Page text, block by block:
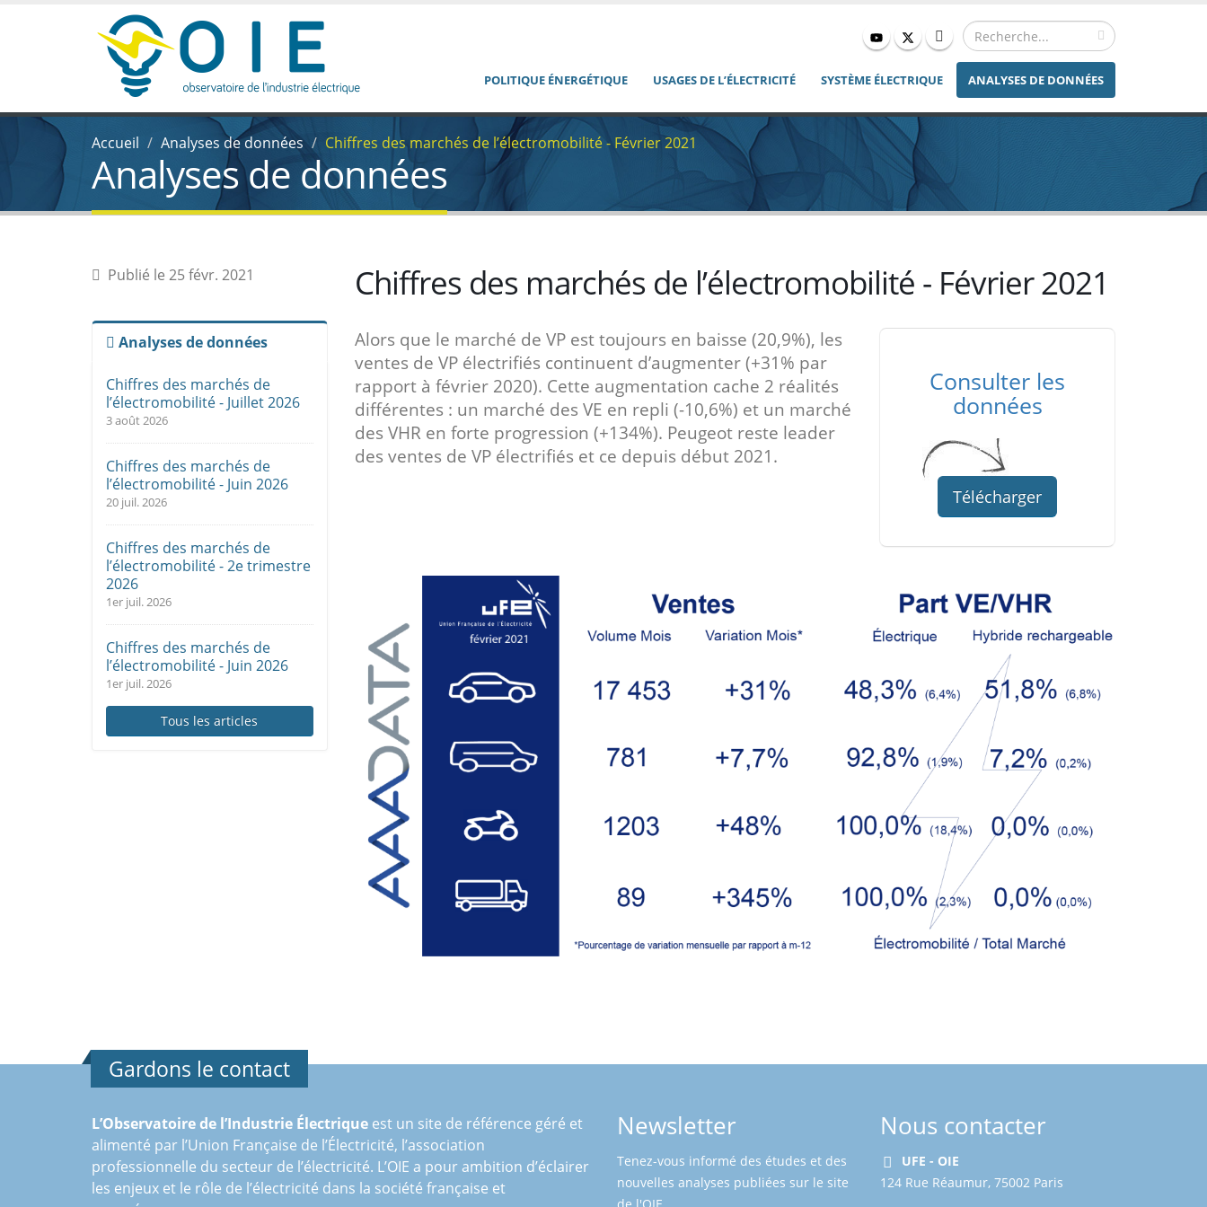
POLITIQUE ÉNERGÉTIQUE USAGES DE L’ÉLECTRICITÉ SYSTÈME ÉLECTRIQUE ANALYSES DE DONNÉES
Accueil Analyses de données Chiffres des marchés de l’électromobilité - Février 2021
Analyses de données
Publié le 25 févr. 2021
Analyses de données
Chiffres des marchés de
l’électromobilité - Juillet 2026
3 août 2026
Chiffres des marchés de
l’électromobilité - Juin 2026
20 juil. 2026
Chiffres des marchés de
l’électromobilité - 2e trimestre
2026
1er juil. 2026
Chiffres des marchés de
l’électromobilité - Juin 2026
1er juil. 2026
Tous les articles
Chiffres des marchés de l’électromobilité - Février 2021
Alors que le marché de VP est toujours en baisse (20,9%), les
ventes de VP électrifiés continuent d’augmenter (+31% par
rapport à février 2020). Cette augmentation cache 2 réalités
différentes : un marché des VE en repli (-10,6%) et un marché
des VHR en forte progression (+134%). Peugeot reste leader
des ventes de VP électrifiés et ce depuis début 2021.
Consulter les
données
Télécharger
Gardons le contact
L’Observatoire de l’Industrie Électrique est un site de référence géré et
alimenté par l’Union Française de l’Électricité, l’association
professionnelle du secteur de l’électricité. L’OIE a pour ambition d’éclairer
les enjeux et le rôle de l’électricité dans la société française et
Newsletter
Tenez-vous informé des études et des
nouvelles analyses publiées sur le site
Nous contacter
UFE - OIE
124 Rue Réaumur, 75002 Paris